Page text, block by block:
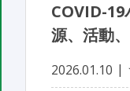
COVID-19
源、活動
2026.01.10